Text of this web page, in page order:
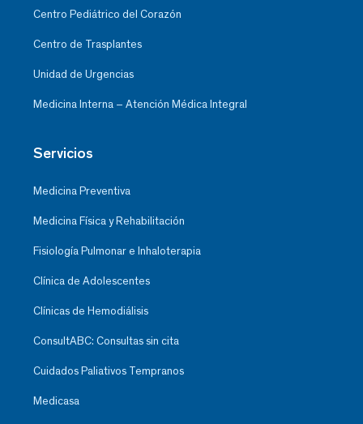
Centro Pediátrico del Corazón
Centro de Trasplantes
Unidad de Urgencias
Medicina Interna – Atención Médica Integral
Servicios
Medicina Preventiva
Medicina Física y Rehabilitación
Fisiología Pulmonar e Inhaloterapia
Clínica de Adolescentes
Clínicas de Hemodiálisis
ConsultABC: Consultas sin cita
Cuidados Paliativos Tempranos
Medicasa